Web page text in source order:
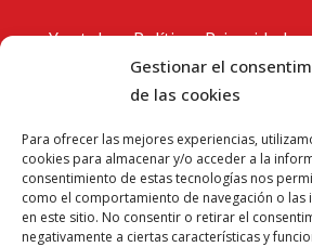
Gestionar el
de las cookies
Para ofrecer las mejores experiencias,
cookies para almacenar y/o acceder a la
consentimiento de estas tecnologías nos
como el comportamiento de navegación o las
en este sitio. No consentir o retirar el
negativamente a ciertas características y
Youtube - Políticas Privacidad
Instagram - Políticas Privacidad